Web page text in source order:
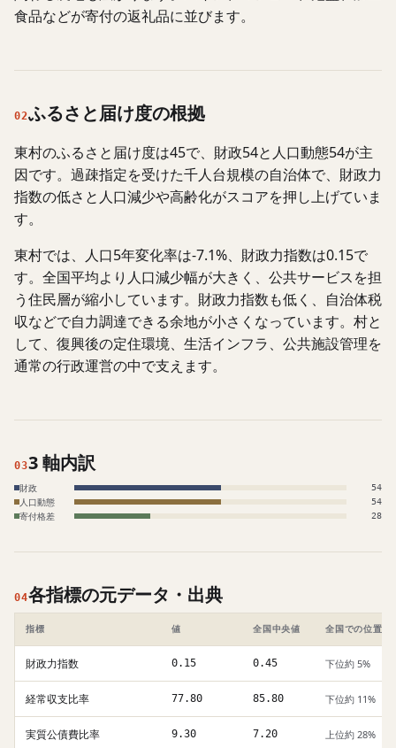
食品などが寄付の返礼品に並びます。
02ふるさと届け度の根拠
東村のふるさと届け度は45で、財政54と人口動態54が主
因です。過疎指定を受けた千人台規模の自治体で、財政力
指数の低さと人口減少や高齢化がスコアを押し上げていま
す。
東村では、人口5年変化率は-7.1%、財政力指数は0.15で
す。全国平均より人口減少幅が大きく、公共サービスを担
う住民層が縮小しています。財政力指数も低く、自治体税
収などで自力調達できる余地が小さくなっています。村と
して、復興後の定住環境、生活インフラ、公共施設管理を
通常の行政運営の中で支えます。
033 軸内訳
財政 54
人口動態 54
寄付格差 28
04各指標の元データ・出典
指標 値 全国中央値 全国での位置
財政力指数 0.15 0.45 下位約 5%
経常収支比率 77.80 85.80 下位約 11%
実質公債費比率 9.30 7.20 上位約 28%